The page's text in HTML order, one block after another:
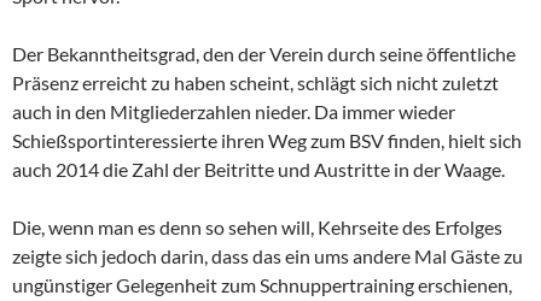
Der Bekanntheitsgrad, den der Verein durch seine öffentliche
Präsenz erreicht zu haben scheint, schlägt sich nicht zuletzt
auch in den Mitgliederzahlen nieder. Da immer wieder
Schießsportinteressierte ihren Weg zum BSV finden, hielt sich
auch 2014 die Zahl der Beitritte und Austritte in der Waage.
Die, wenn man es denn so sehen will, Kehrseite des Erfolges
zeigte sich jedoch darin, dass das ein ums andere Mal Gäste zu
ungünstiger Gelegenheit zum Schnuppertraining erschienen,